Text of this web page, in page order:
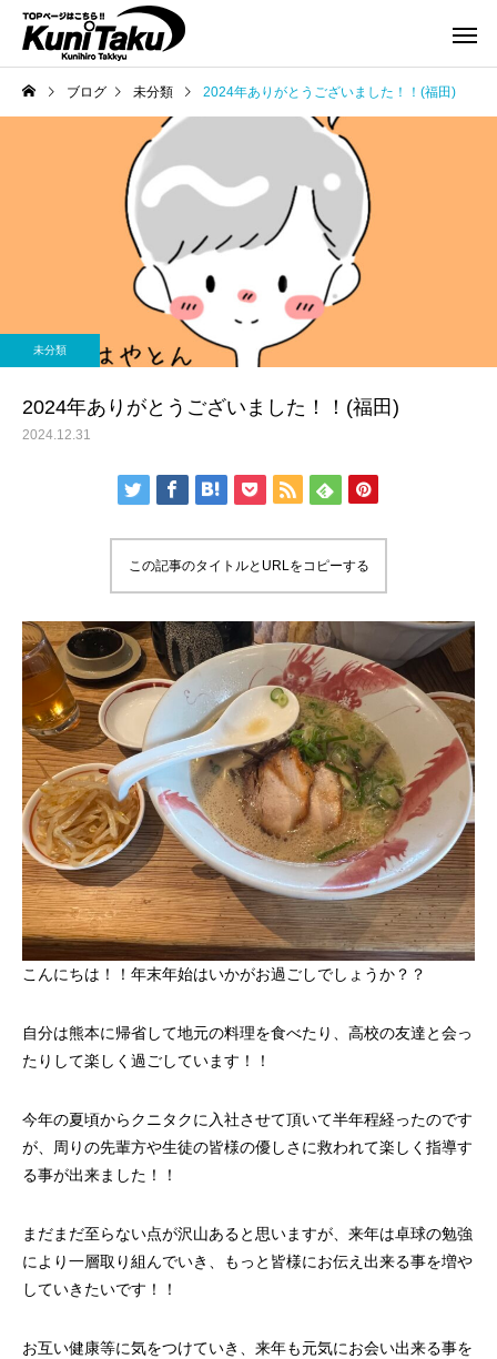
ブログ 未分類 2024年ありがとうございました！！(福田)
未分類
2024年ありがとうございました！！(福田)
2024.12.31
この記事のタイトルとURLをコピーする
こんにちは！！年末年始はいかがお過ごしでしょうか？？
自分は熊本に帰省して地元の料理を食べたり、高校の友達と会っ
たりして楽しく過ごしています！！
今年の夏頃からクニタクに入社させて頂いて半年程経ったのです
が、周りの先輩方や生徒の皆様の優しさに救われて楽しく指導す
る事が出来ました！！
まだまだ至らない点が沢山あると思いますが、来年は卓球の勉強
により一層取り組んでいき、もっと皆様にお伝え出来る事を増や
していきたいです！！
お互い健康等に気をつけていき、来年も元気にお会い出来る事を